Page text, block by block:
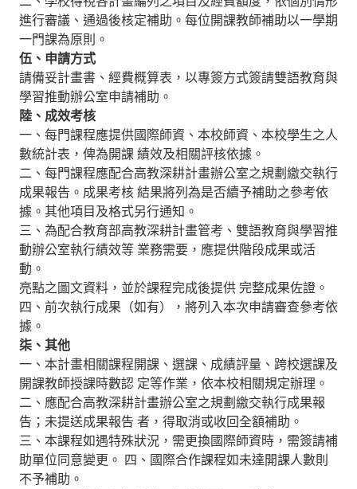
進行審議、通過後核定補助。每位開課教師補助以一學期
一門課為原則。
伍、申請方式
請備妥計畫書、經費概算表，以專簽方式簽請雙語教育與
學習推動辦公室申請補助。
陸、成效考核
一、每門課程應提供國際師資、本校師資、本校學生之人
數統計表，俾為開課 績效及相關評核依據。
二、每門課程應配合高教深耕計畫辦公室之規劃繳交執行
成果報告。成果考核 結果將列為是否續予補助之參考依
據。其他項目及格式另行通知。
三、為配合教育部高教深耕計畫管考、雙語教育與學習推
動辦公室執行績效等 業務需要，應提供階段成果或活
動。
亮點之圖文資料，並於課程完成後提供 完整成果佐證。
四、前次執行成果（如有），將列入本次申請審查參考依
據。
柒、其他
一、本計畫相關課程開課、選課、成績評量、跨校選課及
開課教師授課時數認 定等作業，依本校相關規定辦理。
二、應配合高教深耕計畫辦公室之規劃繳交執行成果報
告；未提送成果報告 者，得取消或收回全額補助。
三、本課程如遇特殊狀況，需更換國際師資時，需簽請補
助單位同意變更。 四、國際合作課程如未達開課人數則
不予補助。